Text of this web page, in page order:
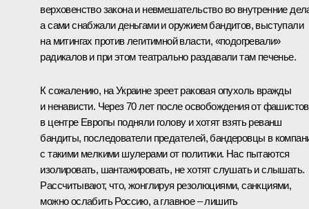
верховенство закона и невмешательство во внутренние
а сами снабжали деньгами и оружием бандитов, выступали
на митингах против легитимной власти, «подогревали»
радикалов и при этом театрально раздавали там печенье.
К сожалению, на Украине зреет раковая опухоль вражды
и ненависти. Через 70 лет после освобождения от фашистов
в центре Европы подняли голову и хотят взять реванш
бандиты, последователи предателей, бандеровцы в
с такими мелкими шулерами от политики. Нас пытаются
изолировать, шантажировать, не хотят слушать и слышать.
Рассчитывают, что, жонглируя резолюциями, санкциями,
можно ослабить Россию, а главное – лишить